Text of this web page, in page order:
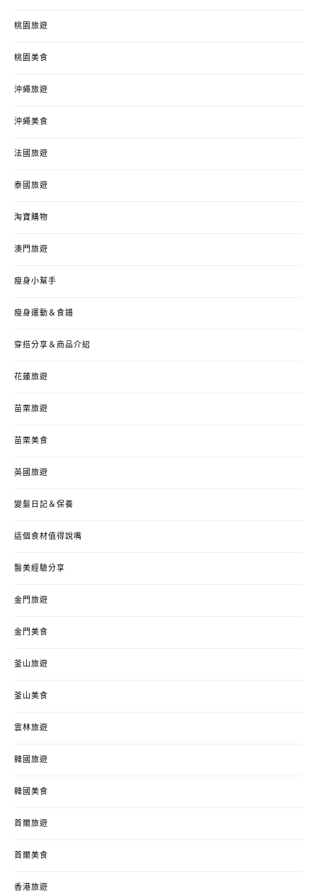
桃園旅遊
桃園美食
沖繩旅遊
沖繩美食
法國旅遊
泰國旅遊
淘寶購物
澳門旅遊
瘦身小幫手
瘦身運動＆食譜
穿搭分享＆商品介紹
花蓮旅遊
苗栗旅遊
苗栗美食
英國旅遊
變髮日記＆保養
這個食材值得說嘴
醫美經驗分享
金門旅遊
金門美食
釜山旅遊
釜山美食
雲林旅遊
韓國旅遊
韓國美食
首爾旅遊
首爾美食
香港旅遊